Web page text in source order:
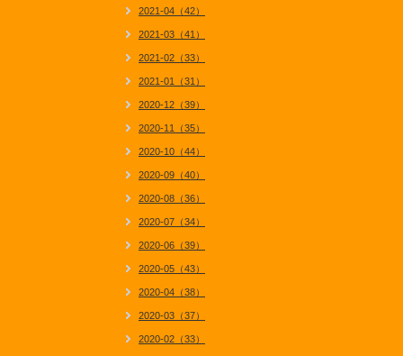
2021-04（42）
2021-03（41）
2021-02（33）
2021-01（31）
2020-12（39）
2020-11（35）
2020-10（44）
2020-09（40）
2020-08（36）
2020-07（34）
2020-06（39）
2020-05（43）
2020-04（38）
2020-03（37）
2020-02（33）